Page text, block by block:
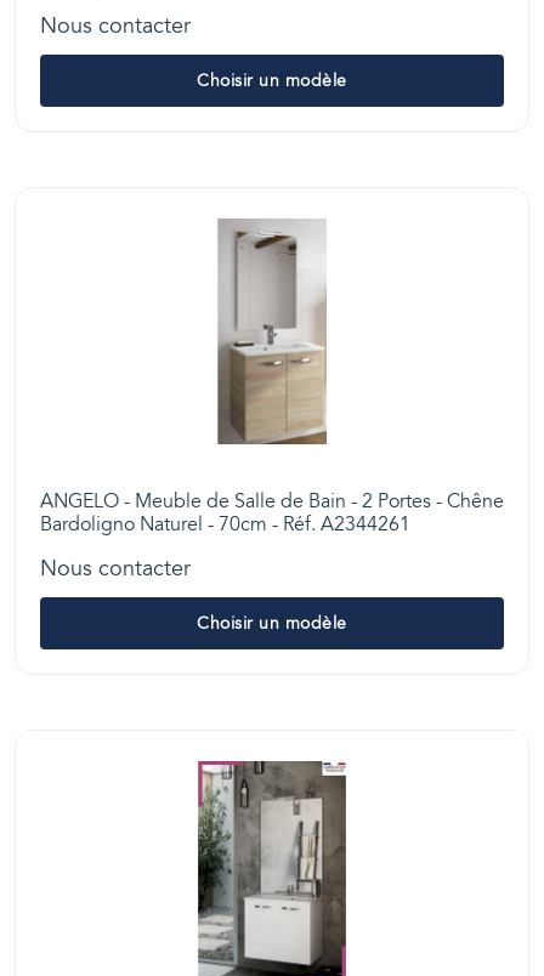
Nous contacter
Choisir un modèle
ANGELO - Meuble de Salle de Bain - 2 Portes - Chêne
Bardoligno Naturel - 70cm - Réf. A2344261
Nous contacter
Choisir un modèle